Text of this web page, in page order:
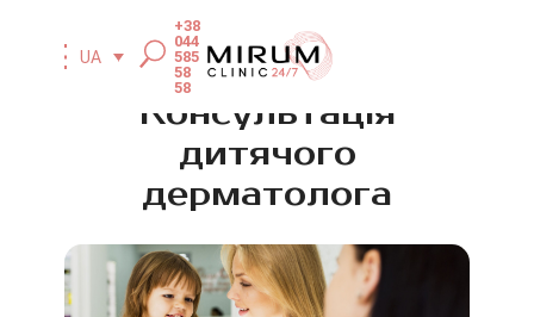
UA
+38
044
585
58
58
Консультація
дитячого
дерматолога